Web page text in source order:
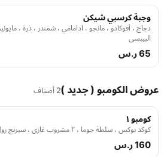
وجبة كرسبي شيكن
دجاج ، أفوكادو ، مانجو ، ادامامي ، شمندر ، ذرة ،
البيبسي
65 ر.س
عروض الكومبو ( جديد )2 أصناف
كومبو ١
كوكد بوكس ، سلطة جوما ، ٢ مشروب غازي ، سبرنج رول
160 ر.س